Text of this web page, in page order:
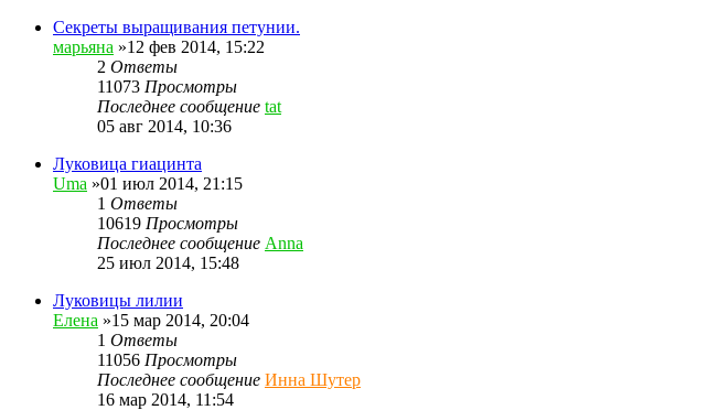
Секреты выращивания петунии.
марьяна »12 фев 2014, 15:22
2 Ответы
11073 Просмотры
Последнее сообщение tat
05 авг 2014, 10:36
Луковица гиацинта
Uma »01 июл 2014, 21:15
1 Ответы
10619 Просмотры
Последнее сообщение Anna
25 июл 2014, 15:48
Луковицы лилии
Елена »15 мар 2014, 20:04
1 Ответы
11056 Просмотры
Последнее сообщение Инна Шутер
16 мар 2014, 11:54